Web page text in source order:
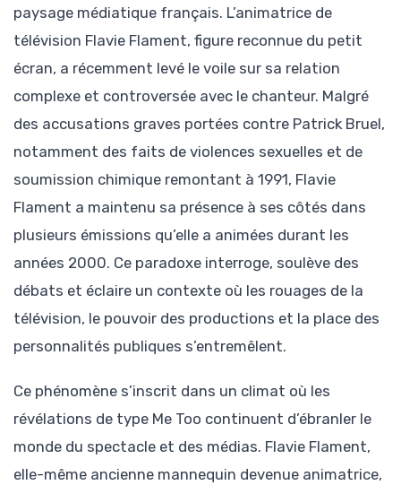
paysage médiatique français. L’animatrice de
télévision Flavie Flament, figure reconnue du petit
écran, a récemment levé le voile sur sa relation
complexe et controversée avec le chanteur. Malgré
des accusations graves portées contre Patrick Bruel,
notamment des faits de violences sexuelles et de
soumission chimique remontant à 1991, Flavie
Flament a maintenu sa présence à ses côtés dans
plusieurs émissions qu’elle a animées durant les
années 2000. Ce paradoxe interroge, soulève des
débats et éclaire un contexte où les rouages de la
télévision, le pouvoir des productions et la place des
personnalités publiques s’entremêlent.
Ce phénomène s’inscrit dans un climat où les
révélations de type Me Too continuent d’ébranler le
monde du spectacle et des médias. Flavie Flament,
elle-même ancienne mannequin devenue animatrice,